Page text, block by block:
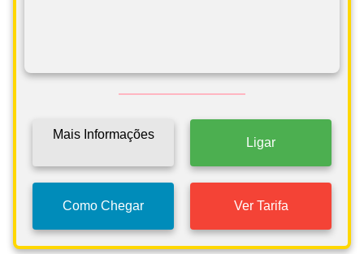
Mais Informações
Ligar
Como Chegar Ver Tarifa